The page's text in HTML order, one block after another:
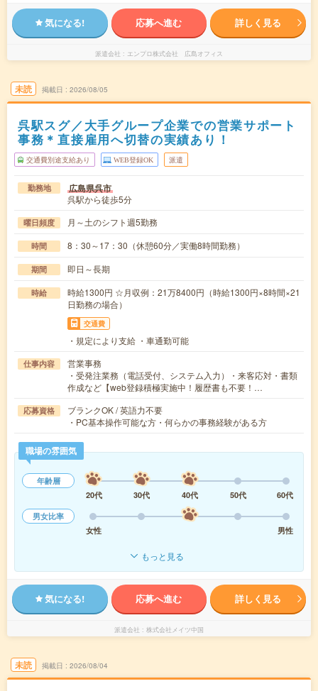
気になる! 応募へ進む 詳しく見る
派遣会社 エンプロ株式会社 広島オフィス
未読 掲載日 2026/08/05
呉駅スグ／大手グループ企業での営業サポート
事務＊直接雇用へ切替の実績あり！
交通費別途支給あり WEB登録OK 派遣
勤務地 広島県呉市
呉駅から徒歩5分
曜日頻度 月～土のシフト週5勤務
時間 8：30～17：30（休憩60分／実働8時間勤務）
期間 即日～長期
時給
時給1300円 ☆月収例：21万8400円（時給1300円×8時間×21
日勤務の場合）
交通費
・規定により支給 ・車通勤可能
仕事内容
営業事務
・受発注業務（電話受付、システム入力）・来客応対・書類
作成など【web登録積極実施中！履歴書も不要！…
応募資格
ブランクOK / 英語力不要
・PC基本操作可能な方・何らかの事務経験がある方
職場の雰囲気
年齢層
20代
30代 40代 50代
60代
男女比率
女性
男性
もっと見る
気になる! 応募へ進む 詳しく見る
派遣会社 株式会社メイツ中国
未読 掲載日 2026/08/04